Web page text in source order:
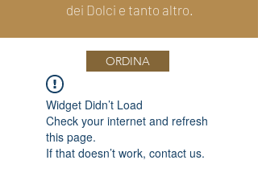
dei Dolci e tanto altro.
ORDINA
Widget Didn’t Load
Check your internet and refresh
this page.
If that doesn’t work, contact us.